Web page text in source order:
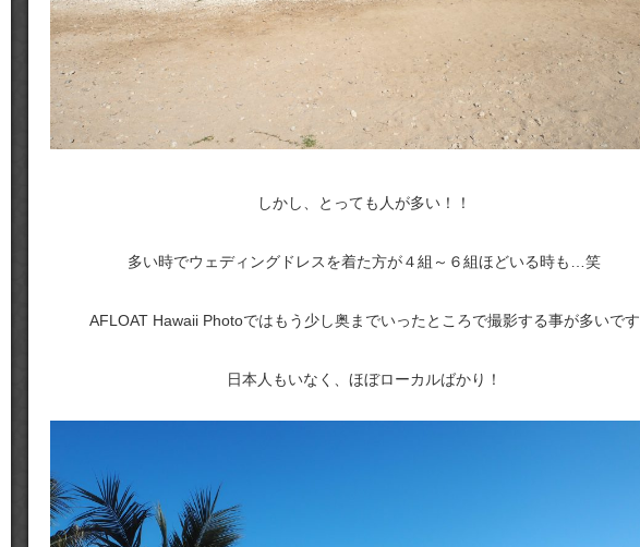
しかし、とっても人が多い！！
多い時でウェディングドレスを着た方が４組～６組ほどいる時も…笑
AFLOAT Hawaii Photoではもう少し奥までいったところで撮影する事が多いです
日本人もいなく、ほぼローカルばかり！